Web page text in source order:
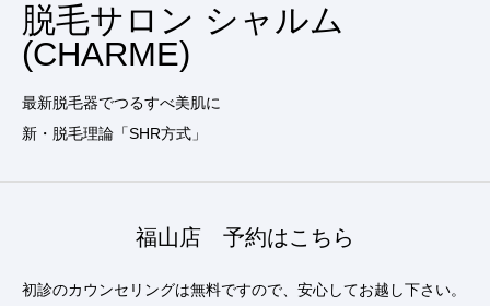
脱毛サロン シャルム
(CHARME)
最新脱毛器でつるすべ美肌に
新・脱毛理論「SHR方式」
福山店 予約はこちら
初診のカウンセリングは無料ですので、安心してお越し下さい。